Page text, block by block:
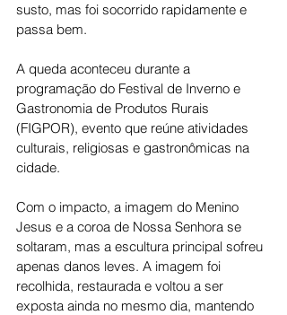
susto, mas foi socorrido rapidamente e
passa bem.
A queda aconteceu durante a
programação do Festival de Inverno e
Gastronomia de Produtos Rurais
(FIGPOR), evento que reúne atividades
culturais, religiosas e gastronômicas na
cidade.
Com o impacto, a imagem do Menino
Jesus e a coroa de Nossa Senhora se
soltaram, mas a escultura principal sofreu
apenas danos leves. A imagem foi
recolhida, restaurada e voltou a ser
exposta ainda no mesmo dia, mantendo